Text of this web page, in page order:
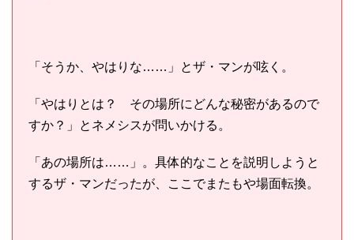
「そうか、やはりな……」とザ・マンが呟く。
「やはりとは？ その場所にどんな秘密があるので
すか？」とネメシスが問いかける。
「あの場所は……」。具体的なことを説明しようと
するザ・マンだったが、ここでまたもや場面転換。